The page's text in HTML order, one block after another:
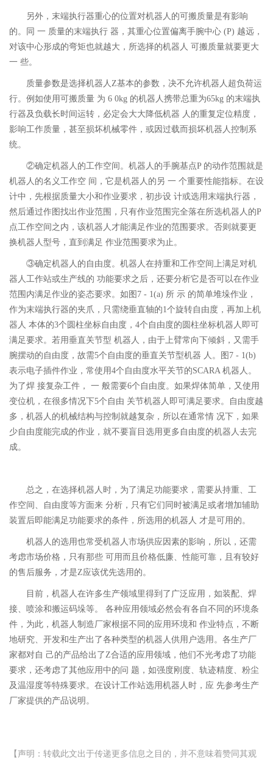
另外，末端执行器重心的位置对机器人的可搬质量是有影响
的。同 一 质量的末端执行 器，其重心位置偏离手腕中心 (P) 越远，
对该中心形成的弯矩也就越大，所选择的机器人 可搬质量就要更大
一 些。
质量参数是选择机器人Z基本的参数，决不允许机器人超负荷运
行。例如使用可搬质量 为 6 0kg 的机器人携带总重为65kg 的末端执
行器及负载长时间运转，必定会大大降低机器 人的重复定位精度，
影响工作质量，甚至损坏机械零件，或因过载而损坏机器人控制系
统。
②确定机器人的工作空间。机器人的手腕基点P 的动作范围就是
机器人的名义工作空 间，它是机器人的另 一 个重要性能指标。在设
计中，先根据质量大小和作业要求，初步设 计或选用末端执行器，
然后通过作图找出作业范围，只有作业范围完全落在所选机器人的P
点工作空间之内，该机器人才能满足作业的范围要求。否则就要更
换机器人型号，直到满足 作业范围要求为止。
③确定机器人的自由度。机器人在持重和工作空间上满足对机
器人工作站或生产线的 功能要求之后，还要分析它是否可以在作业
范围内满足作业的姿态要求。如图7 - 1(a) 所 示 的简单堆垛作业，
作为末端执行器的夹爪，只需绕垂直轴的1个旋转自由度，再加上机
器人 本体的3个圆柱坐标自由度，4个自由度的圆柱坐标机器人即可
满足要求。若用垂直关节型 机器人，由于上臂常向下倾斜，又需手
腕摆动的自由度，故需5个自由度的垂直关节型机器 人。图7 - 1(b)
表示电子插件作业，常使用4个自由度水平关节的SCARA 机器人。
为了焊 接复杂工件， 一 般需要6个自由度。如果焊体简单，又使用
变位机，在很多情况下5个自由 关节机器人即可满足要求。自由度越
多，机器人的机械结构与控制就越复杂，所以在通常情 况下，如果
少自由度能完成的作业，就不要盲目选用更多自由度的机器人去完
成。
总之，在选择机器人时，为了满足功能要求，需要从持重、工
作空间、自由度等方面来 分析，只有它们同时被满足或者增加辅助
装置后即能满足功能要求的条件，所选用的机器人 才是可用的。
机器人的选用也常受机器人市场供应因素的影响，所以，还需
考虑市场价格，只有那些 可用而且价格低廉、性能可靠，且有较好
的售后服务，才是Z应该优先选用的。
目前，机器人在许多生产领域里得到了广泛应用，如装配、焊
接、喷涂和搬运码垛等。 各种应用领域必然会有各自不同的环境条
件，为此，机器人制造厂家根据不同的应用环境和 作业特点，不断
地研究、开发和生产出了各种类型的机器人供用户选用。各生产厂
家都对自 己的产品给出了Z合适的应用领域，他们不光考虑了功能
要求，还考虑了其他应用中的问 题，如强度刚度、轨迹精度、粉尘
及温湿度等特殊要求。在设计工作站选用机器人时，应 先参考生产
厂家提供的产品说明。
【声明：转载此文出于传递更多信息之目的，并不意味着赞同其观